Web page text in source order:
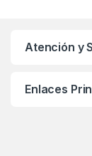
Atención y
Enlaces